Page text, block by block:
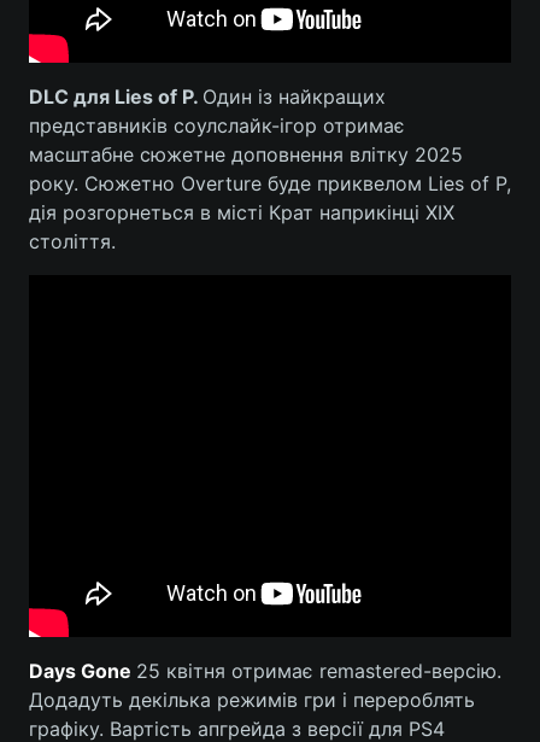
DLC для Lies of P. Один із найкращих
представників соулслайк-ігор отримає
масштабне сюжетне доповнення влітку 2025
року. Сюжетно Overture буде приквелом Lies of P,
дія розгорнеться в місті Крат наприкінці XIX
століття.
Days Gone 25 квітня отримає remastered-версію.
Додадуть декілька режимів гри і перероблять
графіку. Вартість апгрейда з версії для PS4